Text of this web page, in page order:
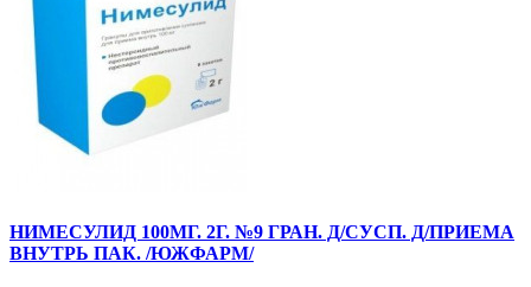
НИМЕСУЛИД 100МГ. 2Г. №9 ГРАН. Д/СУСП. Д/ПРИЕМА
ВНУТРЬ ПАК. /ЮЖФАРМ/